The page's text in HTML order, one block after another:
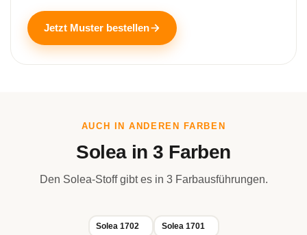
Jetzt Muster bestellen
AUCH IN ANDEREN FARBEN
Solea in 3 Farben
Den Solea-Stoff gibt es in 3 Farbausführungen.
Solea 1702 Solea 1701